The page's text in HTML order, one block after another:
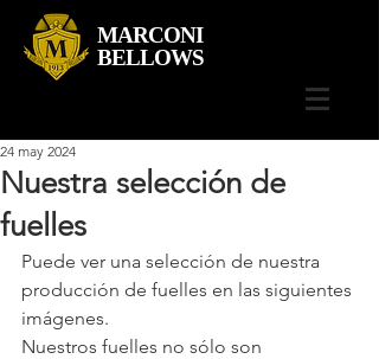
MARCONI
BELLOWS
Nuestra selección de
fuelles
24 may 2024
Puede ver una selección de nuestra
producción de fuelles en las siguientes
imágenes.
Nuestros fuelles no sólo son